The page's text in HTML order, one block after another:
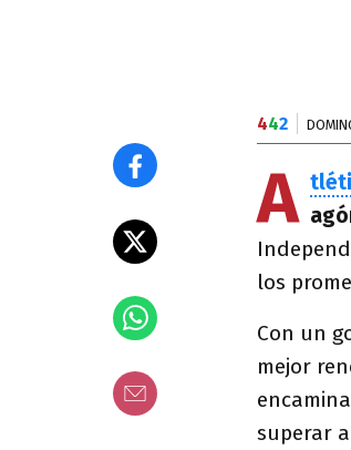
442
A
los
Con un
mejor
superar